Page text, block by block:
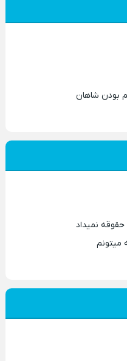
بودن شاهان
نمیداد
میتونم